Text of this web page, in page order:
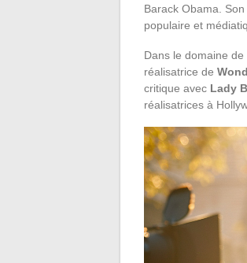
Barack Obama.
populaire et
Dans le domaine de
réalisatrice de
critique avec Lady
réalisatrices à